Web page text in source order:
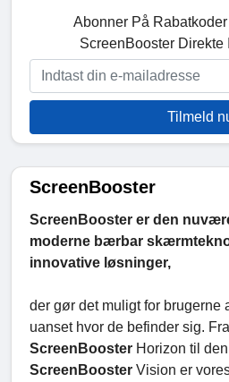
Abonner På
ScreenBooster Direkte
Tilmeld
ScreenBooster
ScreenBooster er den
moderne bærbar
innovative løsninger,
der gør det muligt for brugerne
uanset hvor de befinder sig.
ScreenBooster Horizon til
ScreenBooster Vision er